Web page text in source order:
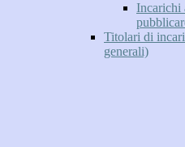
Incarichi
Titolari di
generali)